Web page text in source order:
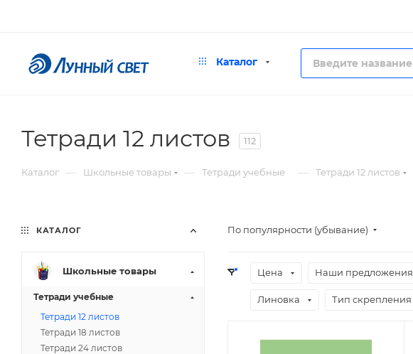
Каталог
Тетради 12 листов 112
Каталог — Школьные товары — Тетради учебные — Тетради 12 листов
По популярности (убывание)
Цена Наши предложения
Линовка Тип скрепления
КАТАЛОГ
Школьные товары
Тетради учебные
Тетради 12 листов
Тетради 18 листов
Тетради 24 листов